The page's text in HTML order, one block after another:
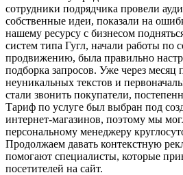
сотрудники подрядчика провели
собственные идеи, показали на
нашему ресурсу с бизнесом
систем типа Гугл, начали работы по
продвижению, была правильно
подборка запросов. Уже через месяц
неуникальных текстов и
стали звонить покупатели,
Тариф по услуге был выбран под
интернет-магазинов, поэтому мы
персональному менеджеру
Продолжаем давать контекстную
помогают специалисты, которые
посетителей на сайт.